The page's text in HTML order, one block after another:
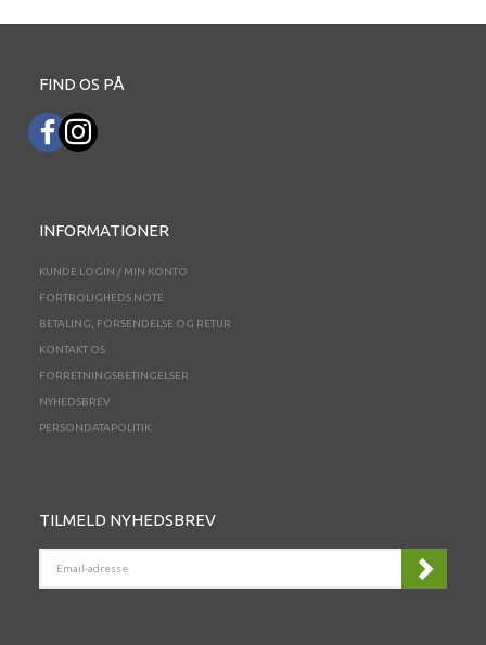
FIND OS PÅ
INFORMATIONER
KUNDE LOGIN / MIN KONTO
FORTROLIGHEDS NOTE
BETALING, FORSENDELSE OG RETUR
KONTAKT OS
FORRETNINGSBETINGELSER
NYHEDSBREV
PERSONDATAPOLITIK
TILMELD NYHEDSBREV
ADRESSE